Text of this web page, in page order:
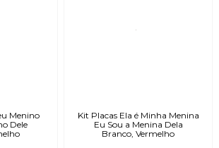
Menino
Dele
Kit Placas Ela é Minha Menina
Eu Sou a Menina Dela
Branco, Vermelho